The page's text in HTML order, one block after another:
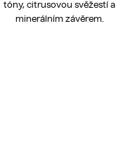
tóny, citrusovou svěžestí a
minerálním závěrem.